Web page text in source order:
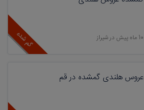
گم شده 10 ماه پیش در شیراز
عروس هلندی گمشده در قم